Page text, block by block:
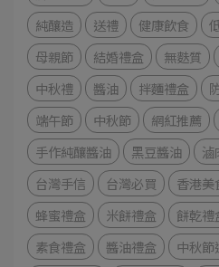
純釀造
送禮 健康飲食
母親節
結婚禮盒 無麩質
中秋禮
醬油 拌麵禮盒
端午節
中秋節 網紅推薦
手作純釀醬油
黑豆醬油 滷
台灣手信
台灣必買 香港美
蜂蜜禮盒
米餅禮盒 餅乾禮
素食禮盒
醬油禮盒 中秋節